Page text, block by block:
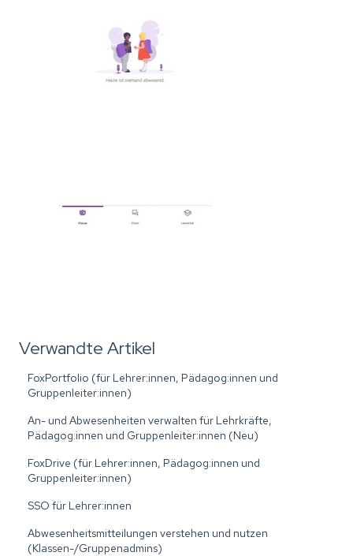
Verwandte Artikel
FoxPortfolio (für Lehrer:innen, Pädagog:innen und
Gruppenleiter:innen)
An- und Abwesenheiten verwalten für Lehrkräfte,
Pädagog:innen und Gruppenleiter:innen (Neu)
FoxDrive (für Lehrer:innen, Pädagog:innen und
Gruppenleiter:innen)
SSO für Lehrer:innen
Abwesenheitsmitteilungen verstehen und nutzen
(Klassen-/Gruppenadmins)